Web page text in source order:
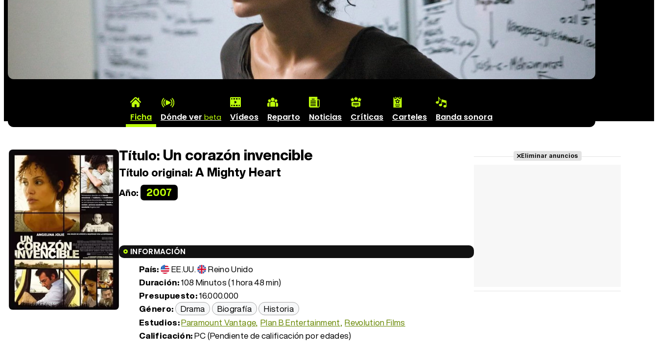
Ficha Dónde ver beta Vídeos Reparto Noticias Críticas Carteles Banda sonora
Título:Un corazón invencible
Título original:A Mighty Heart
Año: 2007
INFORMACIÓN
País: EE.UU.
Reino Unido
Duración:108 Minutos (1 hora 48 min)
Presupuesto:16.000.000
Género: Drama Biografía
Historia
Estudios:Paramount Vantage Plan B Entertainment Revolution Films
Calificación:PC (Pendiente de calificación por edades)
Eliminar anuncios